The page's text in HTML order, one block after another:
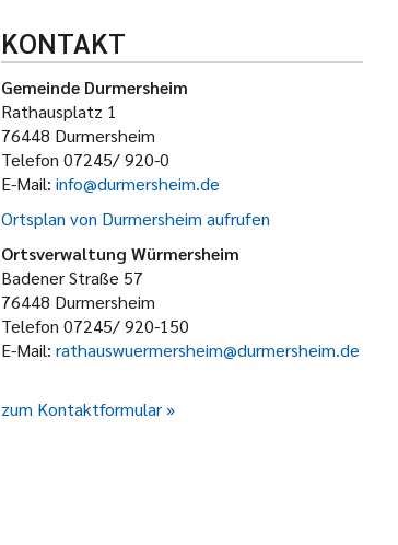
KONTAKT
Gemeinde Durmersheim
Rathausplatz 1
76448 Durmersheim
Telefon 07245/ 920-0
E-Mail: info@durmersheim.de
Ortsplan von Durmersheim aufrufen
Ortsverwaltung Würmersheim
Badener Straße 57
76448 Durmersheim
Telefon 07245/ 920-150
E-Mail: rathauswuermersheim@durmersheim.de
zum Kontaktformular